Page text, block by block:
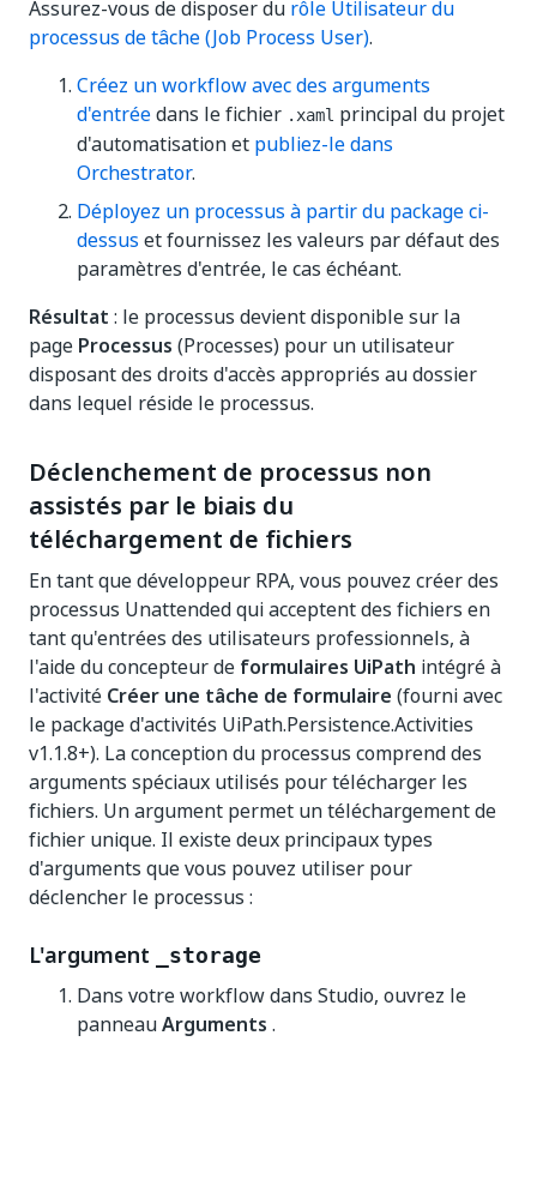
Assurez-vous de disposer du rôle Utilisateur du
processus de tâche (Job Process User).
Créez un workflow avec des arguments
d'entréedans le fichier .xaml principal du projet
d'automatisation et publiez-le dans
Orchestrator.
Déployez un processus à partir du package ci-
dessus et fournissez les valeurs par défaut des
paramètres d'entrée, le cas échéant.
Résultat : le processus devient disponible sur la
page Processus (Processes) pour un utilisateur
disposant des droits d'accès appropriés au dossier
dans lequel réside le processus.
Déclenchement de processus non
assistés par le biais du
téléchargement de fichiers
En tant que développeur RPA, vous pouvez créer des
processus Unattended qui acceptent des fichiers en
tant qu'entrées des utilisateurs professionnels, à
l'aide du concepteur de formulaires UiPath intégré à
l'activité Créer une tâche de formulaire (fourni avec
le package d'activités UiPath.Persistence.Activities
v1.1.8+). La conception du processus comprend des
arguments spéciaux utilisés pour télécharger les
fichiers. Un argument permet un téléchargement de
fichier unique. Il existe deux principaux types
d'arguments que vous pouvez utiliser pour
déclencher le processus :
L'argument _storage
Dans votre workflow dans Studio, ouvrez le
panneauArguments .